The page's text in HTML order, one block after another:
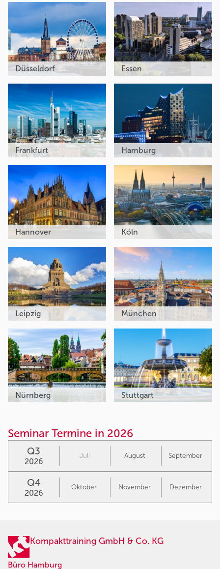
Düsseldorf Essen
Frankfurt Hamburg
Hannover Köln
Leipzig München
Nürnberg Stuttgart
Seminar Termine in 2026
Q3
2026
Juli August September
Q4
2026
Oktober November Dezember
Kompakttraining GmbH & Co. KG
Büro Hamburg